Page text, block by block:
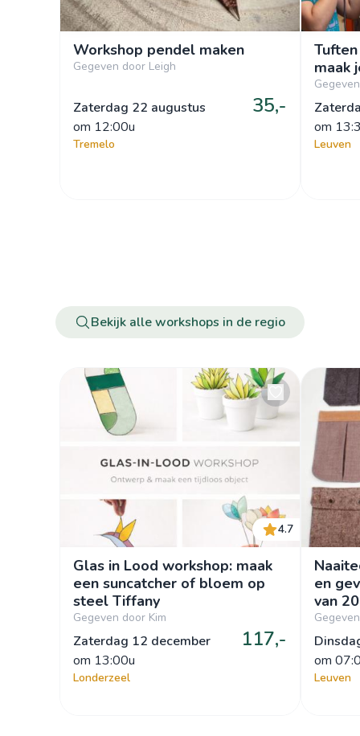
Workshop pendel maken
Gegeven door Leigh
Zaterdag 22 augustus
om 12:00u
35,-
Tremelo
maak
om
Leuven
Bekijk alle workshops in de regio
4.7
Glas in Lood workshop: maak
een suncatcher of bloem op
steel Tiffany
Gegeven door Kim
Zaterdag 12 december
om 13:00u
117,-
Londerzeel
en
van
om
Leuven